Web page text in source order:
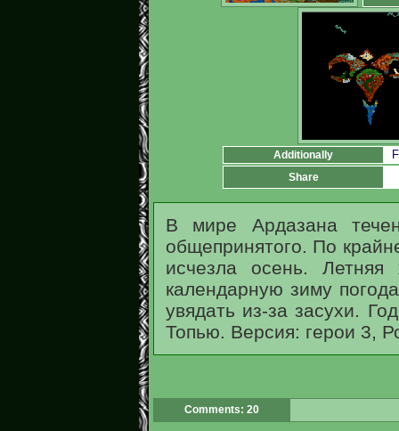
Additionally
Share
В мире Ардазана
общепринятого. По
исчезла осень.
календарную зиму
увядать из-за засухи.
Топью. Версия: герои 3,
Comments: 20